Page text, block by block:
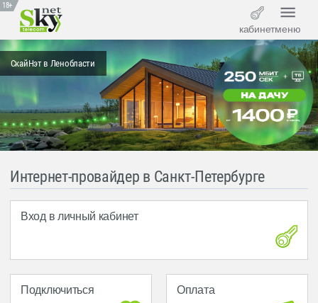
18+
кабинетменю
СкайНэт в Ленобласти
Интернет-провайдер в Санкт-Петербурге
Вход в личный кабинет
Подключиться Оплата